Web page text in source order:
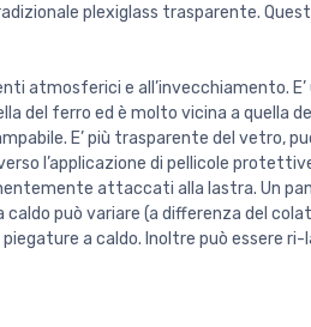
plexiglass trasparente.
atmosferici e all’invecchiamento.
del ferro ed è molto vicina a quella
E’ più trasparente del vetro,
l’applicazione di pellicole
attaccati alla lastra. Un
può variare (a differenza del
a caldo. Inoltre può essere ri-